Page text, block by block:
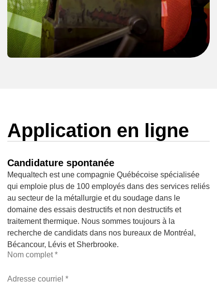
Application en ligne
Candidature spontanée
Mequaltech est une compagnie Québécoise spécialisée
qui emploie plus de 100 employés dans des services reliés
au secteur de la métallurgie et du soudage dans le
domaine des essais destructifs et non destructifs et
traitement thermique. Nous sommes toujours à la
recherche de candidats dans nos bureaux de Montréal,
Bécancour, Lévis et Sherbrooke.
Nom complet *
Adresse courriel *
Joindre une lettre de présentation